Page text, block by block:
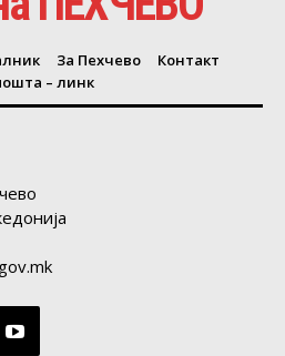
За Пехчево
Контакт
– линк